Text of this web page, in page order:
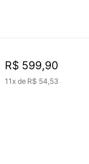
R$ 599,90
11 R$ 54,53